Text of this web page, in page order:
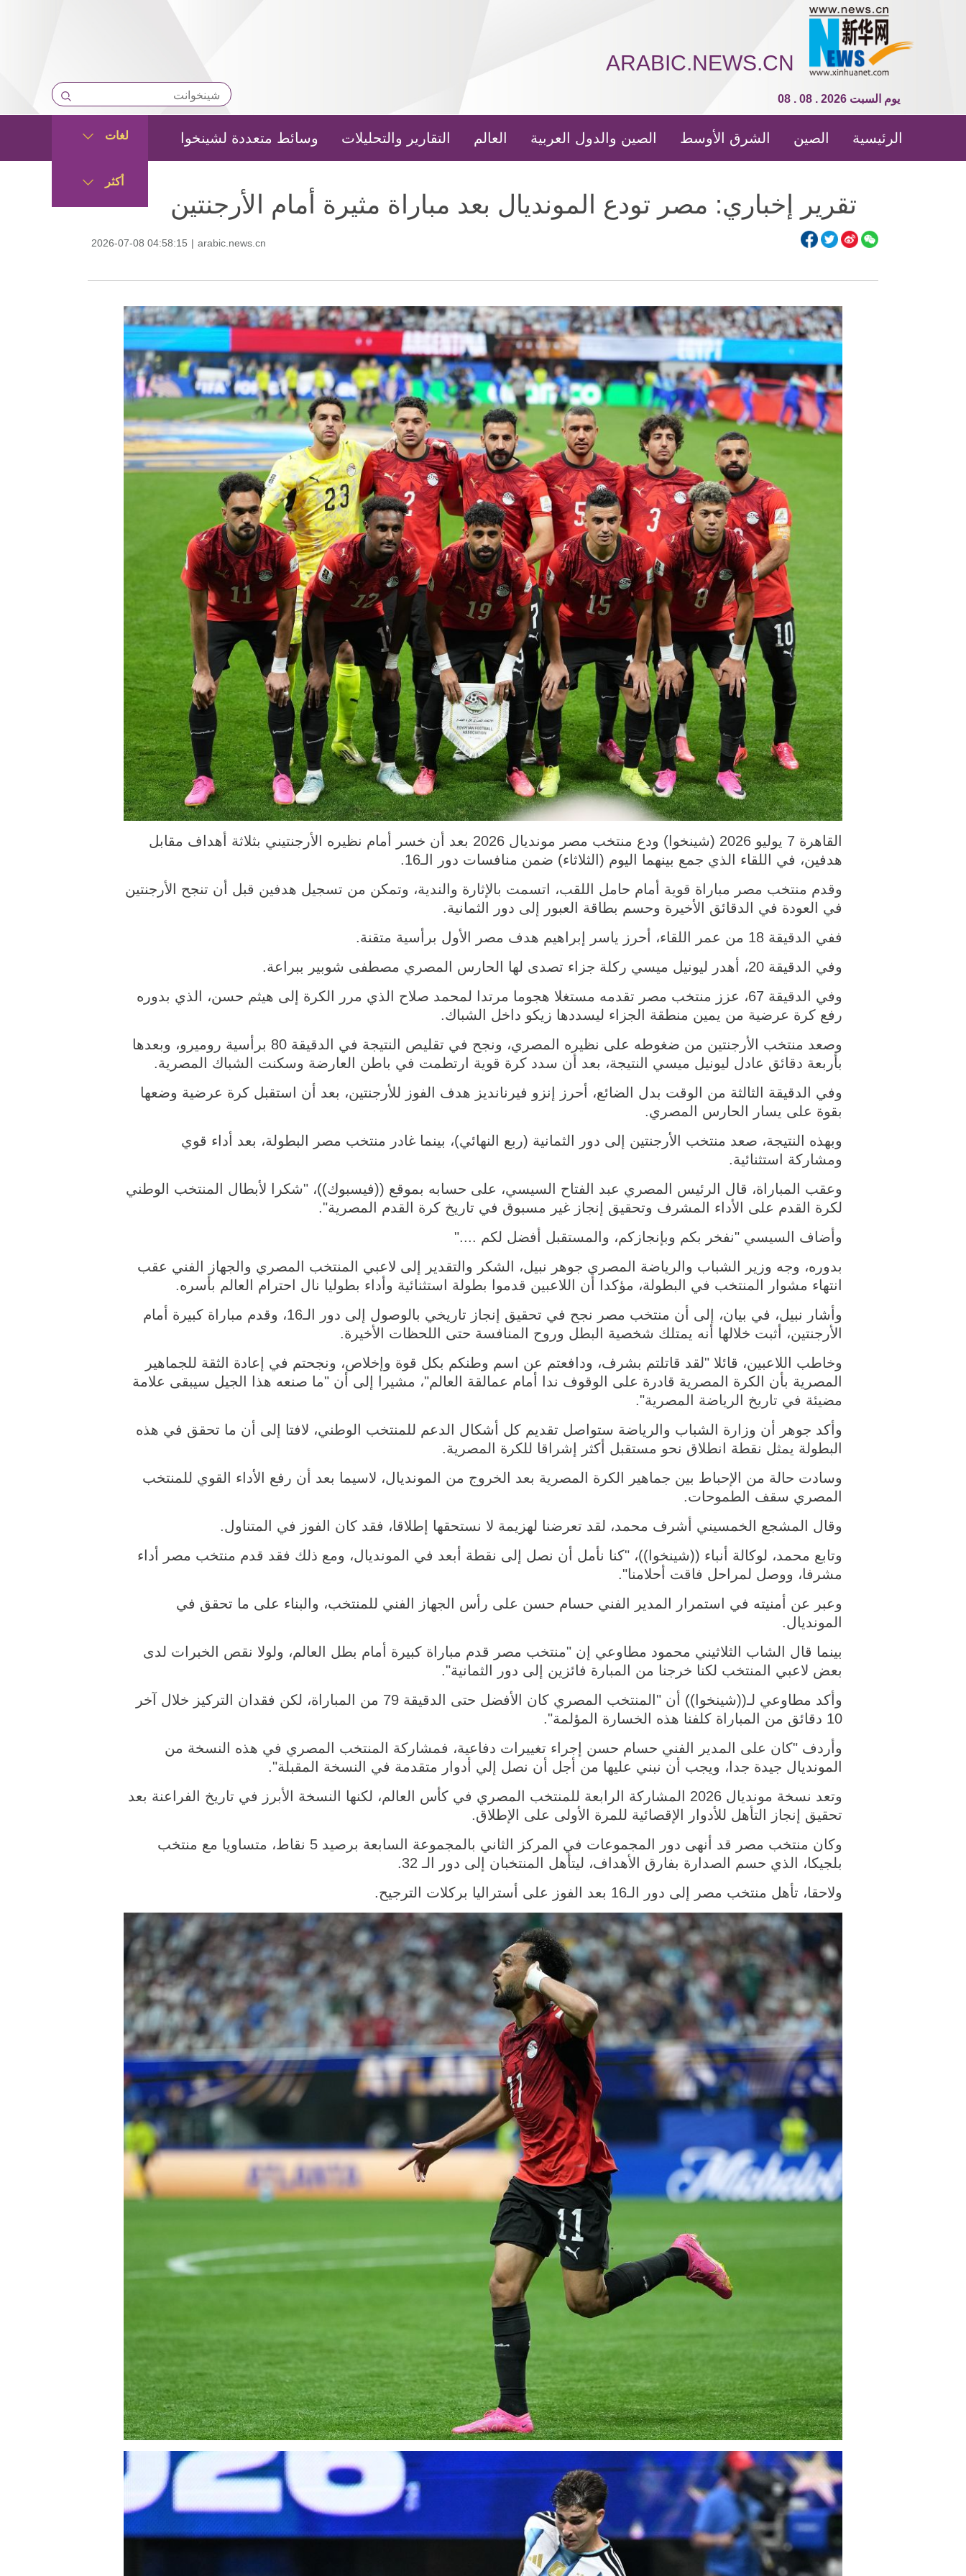
ARABIC.NEWS.CN
08 . 08 . 2026 يوم السبت
الرئيسية الصين الشرق الأوسط الصين والدول العربية العالم التقارير والتحليلات وسائط متعددة لشينخوا لغات
أكثر
تقرير إخباري: مصر تودع المونديال بعد مباراة مثيرة أمام الأرجنتين
2026-07-08 04:58:15 | arabic.news.cn
القاهرة 7 يوليو 2026 (شينخوا) ودع منتخب مصر مونديال 2026 بعد أن خسر أمام نظيره الأرجنتيني بثلاثة أهداف مقابل
هدفين، في اللقاء الذي جمع بينهما اليوم (الثلاثاء) ضمن منافسات دور الـ16.
وقدم منتخب مصر مباراة قوية أمام حامل اللقب، اتسمت بالإثارة والندية، وتمكن من تسجيل هدفين قبل أن تنجح الأرجنتين
في العودة في الدقائق الأخيرة وحسم بطاقة العبور إلى دور الثمانية.
ففي الدقيقة 18 من عمر اللقاء، أحرز ياسر إبراهيم هدف مصر الأول برأسية متقنة.
وفي الدقيقة 20، أهدر ليونيل ميسي ركلة جزاء تصدى لها الحارس المصري مصطفى شوبير ببراعة.
وفي الدقيقة 67، عزز منتخب مصر تقدمه مستغلا هجوما مرتدا لمحمد صلاح الذي مرر الكرة إلى هيثم حسن، الذي بدوره
رفع كرة عرضية من يمين منطقة الجزاء ليسددها زيكو داخل الشباك.
وصعد منتخب الأرجنتين من ضغوطه على نظيره المصري، ونجح في تقليص النتيجة في الدقيقة 80 برأسية روميرو، وبعدها
بأربعة دقائق عادل ليونيل ميسي النتيجة، بعد أن سدد كرة قوية ارتطمت في باطن العارضة وسكنت الشباك المصرية.
وفي الدقيقة الثالثة من الوقت بدل الضائع، أحرز إنزو فيرنانديز هدف الفوز للأرجنتين، بعد أن استقبل كرة عرضية وضعها
بقوة على يسار الحارس المصري.
وبهذه النتيجة، صعد منتخب الأرجنتين إلى دور الثمانية (ربع النهائي)، بينما غادر منتخب مصر البطولة، بعد أداء قوي
ومشاركة استثنائية.
وعقب المباراة، قال الرئيس المصري عبد الفتاح السيسي، على حسابه بموقع ((فيسبوك))، "شكرا لأبطال المنتخب الوطني
لكرة القدم على الأداء المشرف وتحقيق إنجاز غير مسبوق في تاريخ كرة القدم المصرية".
وأضاف السيسي "نفخر بكم وبإنجازكم، والمستقبل أفضل لكم ...."
بدوره، وجه وزير الشباب والرياضة المصري جوهر نبيل، الشكر والتقدير إلى لاعبي المنتخب المصري والجهاز الفني عقب
انتهاء مشوار المنتخب في البطولة، مؤكدا أن اللاعبين قدموا بطولة استثنائية وأداء بطوليا نال احترام العالم بأسره.
وأشار نبيل، في بيان، إلى أن منتخب مصر نجح في تحقيق إنجاز تاريخي بالوصول إلى دور الـ16، وقدم مباراة كبيرة أمام
الأرجنتين، أثبت خلالها أنه يمتلك شخصية البطل وروح المنافسة حتى اللحظات الأخيرة.
وخاطب اللاعبين، قائلا "لقد قاتلتم بشرف، ودافعتم عن اسم وطنكم بكل قوة وإخلاص، ونجحتم في إعادة الثقة للجماهير
المصرية بأن الكرة المصرية قادرة على الوقوف ندا أمام عمالقة العالم"، مشيرا إلى أن "ما صنعه هذا الجيل سيبقى علامة
مضيئة في تاريخ الرياضة المصرية".
وأكد جوهر أن وزارة الشباب والرياضة ستواصل تقديم كل أشكال الدعم للمنتخب الوطني، لافتا إلى أن ما تحقق في هذه
البطولة يمثل نقطة انطلاق نحو مستقبل أكثر إشراقا للكرة المصرية.
وسادت حالة من الإحباط بين جماهير الكرة المصرية بعد الخروج من المونديال، لاسيما بعد أن رفع الأداء القوي للمنتخب
المصري سقف الطموحات.
وقال المشجع الخمسيني أشرف محمد، لقد تعرضنا لهزيمة لا نستحقها إطلاقا، فقد كان الفوز في المتناول.
وتابع محمد، لوكالة أنباء ((شينخوا))، "كنا نأمل أن نصل إلى نقطة أبعد في المونديال، ومع ذلك فقد قدم منتخب مصر أداء
مشرفا، ووصل لمراحل فاقت أحلامنا".
وعبر عن أمنيته في استمرار المدير الفني حسام حسن على رأس الجهاز الفني للمنتخب، والبناء على ما تحقق في
المونديال.
بينما قال الشاب الثلاثيني محمود مطاوعي إن "منتخب مصر قدم مباراة كبيرة أمام بطل العالم، ولولا نقص الخبرات لدى
بعض لاعبي المنتخب لكنا خرجنا من المبارة فائزين إلى دور الثمانية".
وأكد مطاوعي لـ((شينخوا)) أن "المنتخب المصري كان الأفضل حتى الدقيقة 79 من المباراة، لكن فقدان التركيز خلال آخر
10 دقائق من المباراة كلفنا هذه الخسارة المؤلمة".
وأردف "كان على المدير الفني حسام حسن إجراء تغييرات دفاعية، فمشاركة المنتخب المصري في هذه النسخة من
المونديال جيدة جدا، ويجب أن نبني عليها من أجل أن نصل إلي أدوار متقدمة في النسخة المقبلة".
وتعد نسخة مونديال 2026 المشاركة الرابعة للمنتخب المصري في كأس العالم، لكنها النسخة الأبرز في تاريخ الفراعنة بعد
تحقيق إنجاز التأهل للأدوار الإقصائية للمرة الأولى على الإطلاق.
وكان منتخب مصر قد أنهى دور المجموعات في المركز الثاني بالمجموعة السابعة برصيد 5 نقاط، متساويا مع منتخب
بلجيكا، الذي حسم الصدارة بفارق الأهداف، ليتأهل المنتخبان إلى دور الـ 32.
ولاحقا، تأهل منتخب مصر إلى دور الـ16 بعد الفوز على أستراليا بركلات الترجيح.